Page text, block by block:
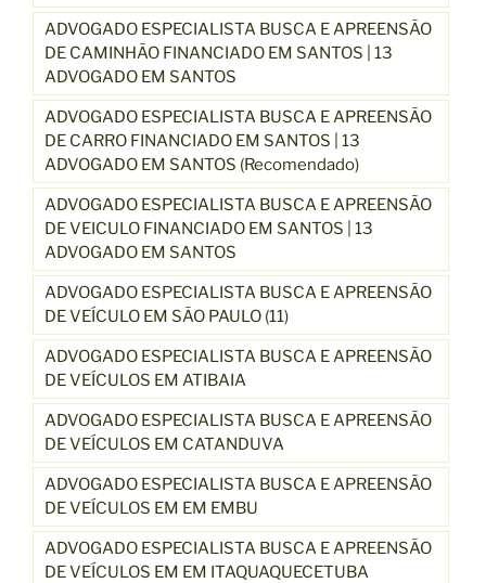
ADVOGADO ESPECIALISTA BUSCA E APREENSÃO
DE CAMINHÃO FINANCIADO EM SANTOS | 13
ADVOGADO EM SANTOS
ADVOGADO ESPECIALISTA BUSCA E APREENSÃO
DE CARRO FINANCIADO EM SANTOS | 13
ADVOGADO EM SANTOS (Recomendado)
ADVOGADO ESPECIALISTA BUSCA E APREENSÃO
DE VEICULO FINANCIADO EM SANTOS | 13
ADVOGADO EM SANTOS
ADVOGADO ESPECIALISTA BUSCA E APREENSÃO
DE VEÍCULO EM SÃO PAULO (11)
ADVOGADO ESPECIALISTA BUSCA E APREENSÃO
DE VEÍCULOS EM ATIBAIA
ADVOGADO ESPECIALISTA BUSCA E APREENSÃO
DE VEÍCULOS EM CATANDUVA
ADVOGADO ESPECIALISTA BUSCA E APREENSÃO
DE VEÍCULOS EM EM EMBU
ADVOGADO ESPECIALISTA BUSCA E APREENSÃO
DE VEÍCULOS EM EM ITAQUAQUECETUBA